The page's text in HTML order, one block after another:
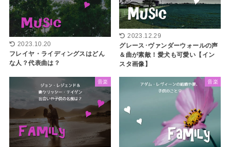
2023.10.20
フレイヤ・ライディングスはどん
な人？代表曲は？
2023.12.29
グレース･ヴァンダーウォールの声
＆曲が素敵！愛犬も可愛い【イン
スタ画像】
音楽 音楽